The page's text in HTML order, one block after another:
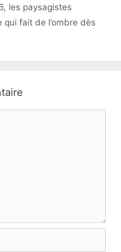
les paysagistes
fait de l’ombre dès